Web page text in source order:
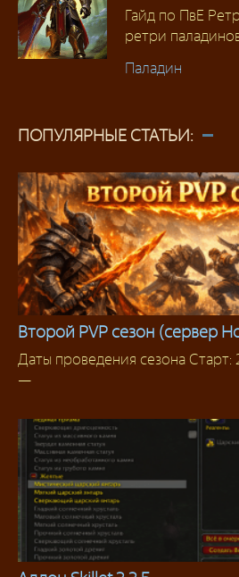
Гайд по ПвЕ
ретри
Паладин
ПОПУЛЯРНЫЕ СТАТЬИ:
Новости серверов
Второй PVP сезон (сервер
Даты проведения сезона Старт:
—